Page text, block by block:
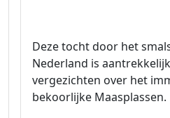
Deze tocht door het
Nederland is
vergezichten over het
bekoorlijke Maasplassen.